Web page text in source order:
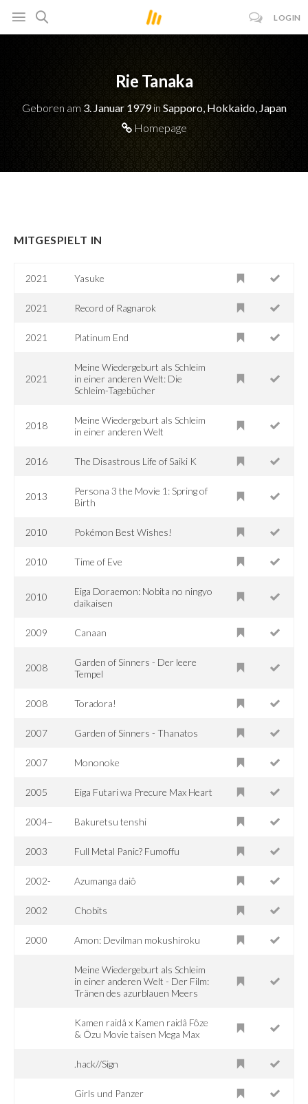
LOGIN
Rie Tanaka
Geboren am 3. Januar 1979in Sapporo, Hokkaido, Japan
Homepage
MITGESPIELT IN
2021 Yasuke
2021 Record of Ragnarok
2021 Platinum End
2021
Meine Wiedergeburt als Schleim
in einer anderen Welt: Die
Schleim-Tagebücher
2018
Meine Wiedergeburt als Schleim
in einer anderen Welt
2016 The Disastrous Life of Saiki K
2013
Persona 3 the Movie 1: Spring of
Birth
2010 Pokémon Best Wishes!
2010 Time of Eve
2010
Eiga Doraemon: Nobita no ningyo
daikaisen
2009 Canaan
2008
Garden of Sinners - Der leere
Tempel
2008 Toradora!
2007 Garden of Sinners - Thanatos
2007 Mononoke
2005 Eiga Futari wa Precure Max Heart
2004– Bakuretsu tenshi
2003 Full Metal Panic? Fumoffu
2002- Azumanga daiô
2002 Chobits
2000 Amon: Devilman mokushiroku
Meine Wiedergeburt als Schleim
in einer anderen Welt - Der Film:
Tränen des azurblauen Meers
Kamen raidâ x Kamen raidâ Fôze
& Ôzu Movie taisen Mega Max
.hack//Sign
Girls und Panzer